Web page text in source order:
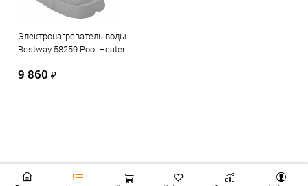
Электронагреватель воды
Bestway 58259 Pool Heater
9 860 ₽